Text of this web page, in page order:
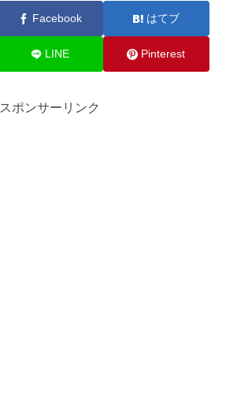
Facebook はてブ
LINE Pinterest
スポンサーリンク